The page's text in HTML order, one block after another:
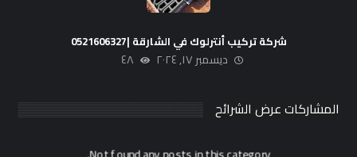
شركة تركيب أنترلوك في الشارقة |0521606327
ديسمبر ١٧, ٢٠٢٤ ٤٨
المشاركات عرض الشرائح